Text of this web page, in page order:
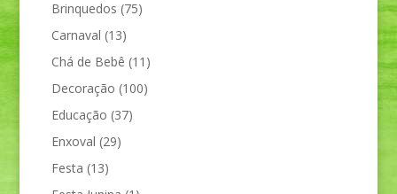
Brinquedos (75)
Carnaval (13)
Chá de Bebê (11)
Decoração (100)
Educação (37)
Enxoval (29)
Festa (13)